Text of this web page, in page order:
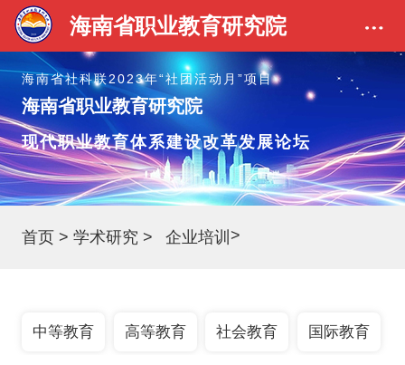
海南省职业教育研究院
海南省社科联2023年“社团活动月”项目
海南省职业教育研究院
现代职业教育体系建设改革发展论坛
首页 > 学术研究 > 企业培训 >
中等教育 高等教育 社会教育 国际教育